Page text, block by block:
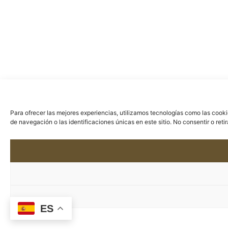
Para ofrecer las mejores experiencias, utilizamos tecnologías como las
de navegación o las identificaciones únicas en este sitio. No consentir o
ES